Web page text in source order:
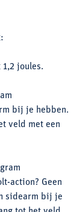
1,2 joules.
bij je hebben.
veld met een
action? Geen
sidearm bij je